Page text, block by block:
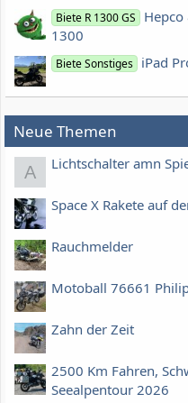
Biete R 1300 GS
Hepco
1300
Biete Sonstiges iPad
Neue Themen
A Lichtschalter amn
Space X Rakete auf
Rauchmelder
Motoball 76661
Zahn der Zeit
2500 Km Fahren,
Seealpentour 2026